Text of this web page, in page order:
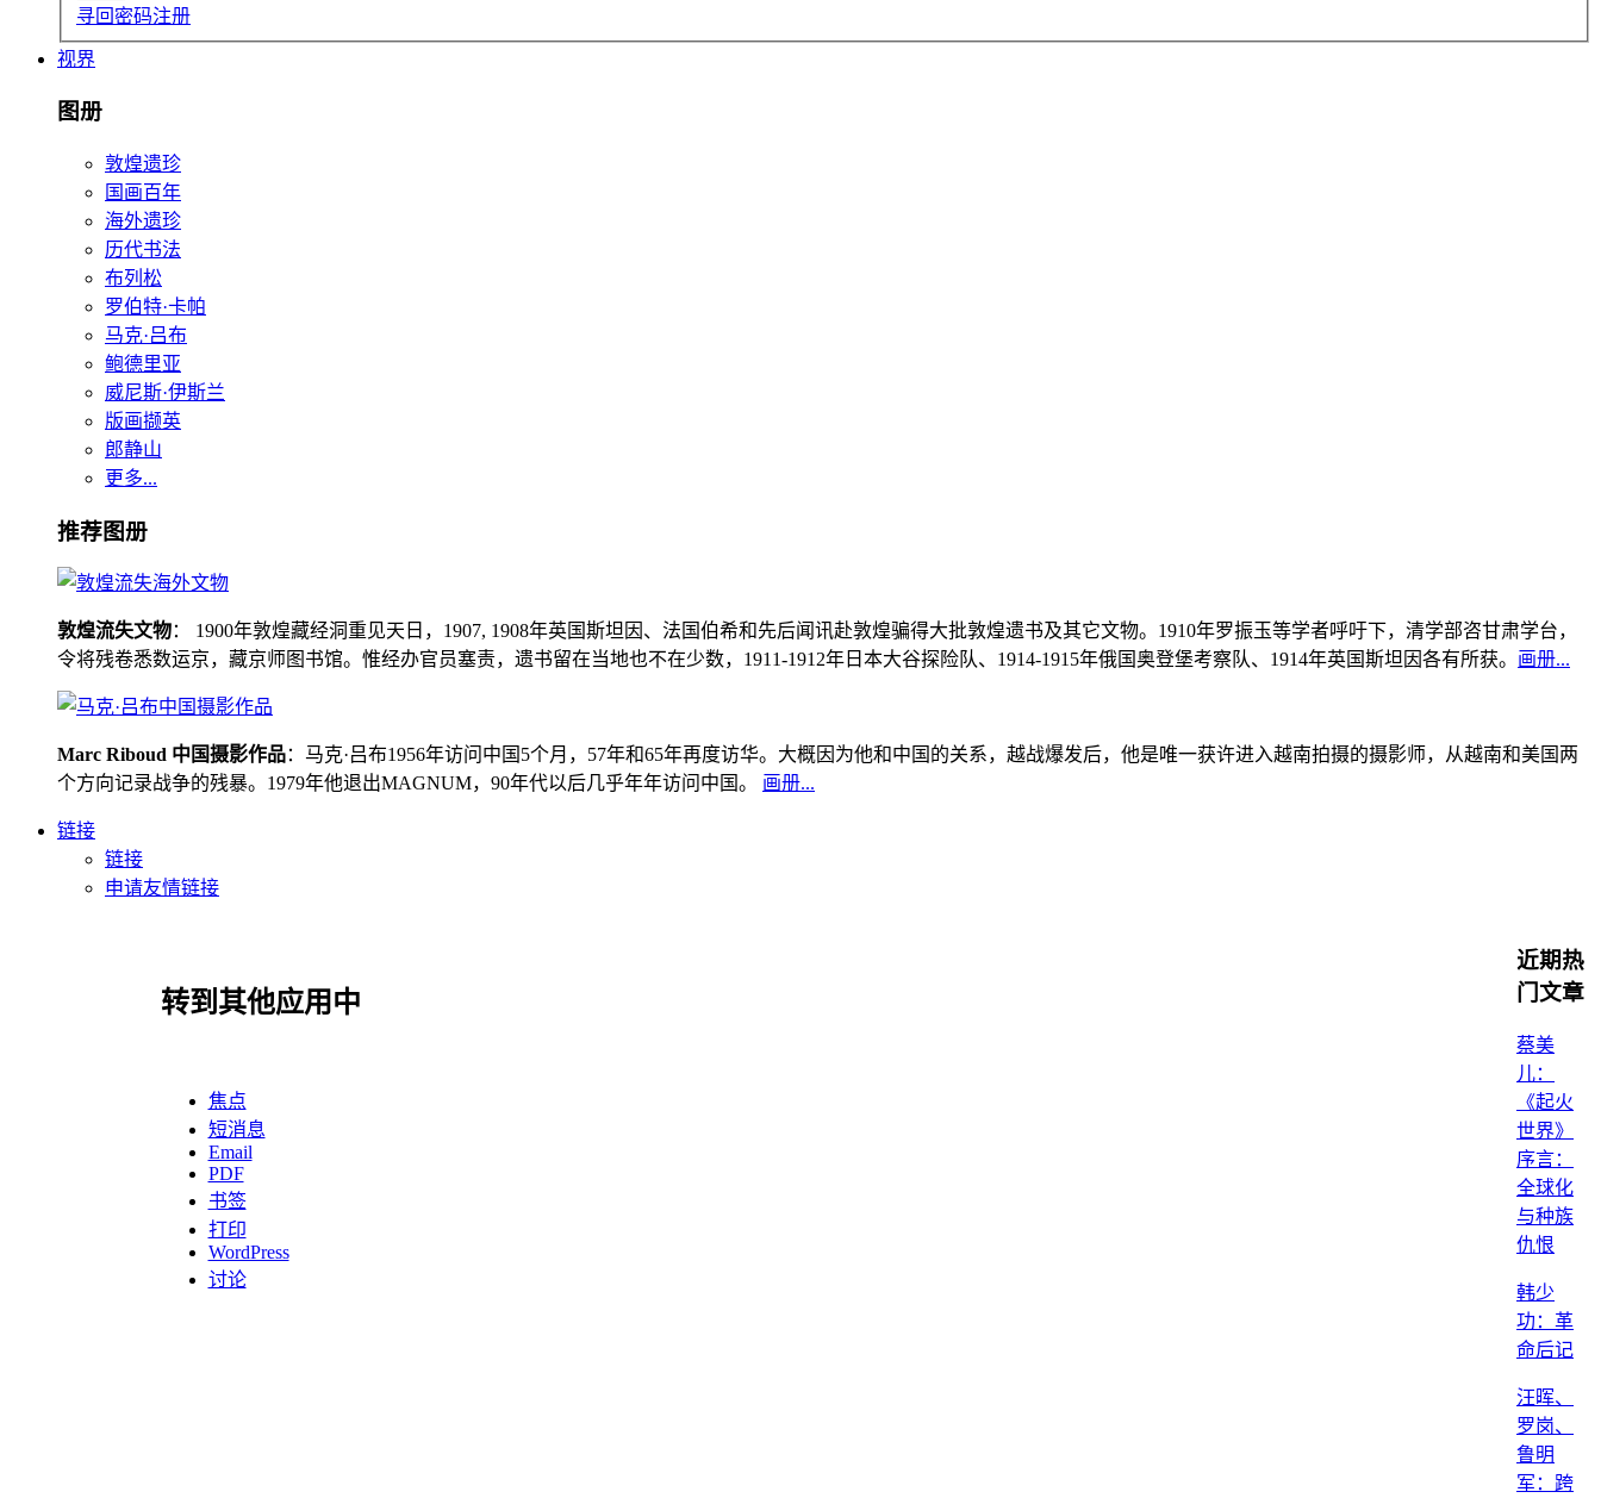
寻回密码注册
视界
图册
敦煌遗珍
国画百年
海外遗珍
历代书法
布列松
罗伯特·卡帕
马克·吕布
鲍德里亚
威尼斯·伊斯兰
版画撷英
郎静山
更多...
推荐图册
敦煌流失文物： 1900年敦煌藏经洞重见天日，1907, 1908年英国斯坦因、法国伯希和先后闻讯赴敦煌骗得大批敦煌遗书及其它文物。1910年罗振玉等学者呼吁下，清学部咨甘肃学台，
令将残卷悉数运京，藏京师图书馆。惟经办官员塞责，遗书留在当地也不在少数，1911-1912年日本大谷探险队、1914-1915年俄国奥登堡考察队、1914年英国斯坦因各有所获。 画册...
Marc Riboud 中国摄影作品：马克·吕布1956年访问中国5个月，57年和65年再度访华。大概因为他和中国的关系，越战爆发后，他是唯一获许进入越南拍摄的摄影师，从越南和美国两
个方向记录战争的残暴。1979年他退出MAGNUM，90年代以后几乎年年访问中国。 画册...
链接
链接
申请友情链接
转到其他应用中
焦点
短消息
Email
PDF
书签
打印
WordPress
讨论
近期热
门文章
蔡美
儿：
《起火
世界》
序言：
全球化
与种族
仇恨
韩少
功：革
命后记
汪晖、
罗岗、
鲁明
军：跨